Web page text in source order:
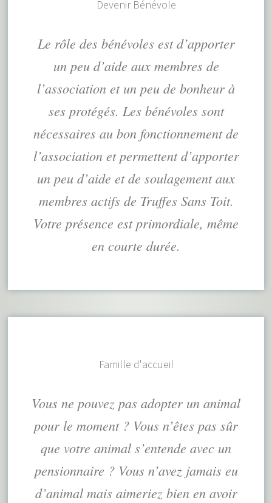
Devenir Bénévole
Le rôle des bénévoles est d’apporter
un peu d’aide aux membres de
l’association et un peu de bonheur à
ses protégés. Les bénévoles sont
nécessaires au bon fonctionnement de
l’association et permettent d’apporter
un peu d’aide et de soulagement aux
membres actifs de Truffes Sans Toit.
Votre présence est primordiale, même
en courte durée.
Famille d'accueil
Vous ne pouvez pas adopter un animal
pour le moment ? Vous n’êtes pas sûr
que votre animal s’entende avec un
pensionnaire ? Vous n’avez jamais eu
d’animal mais aimeriez bien en avoir